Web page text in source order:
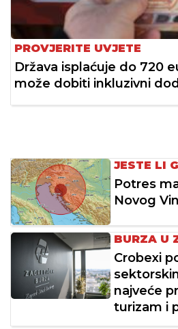
PROVJERITE UVJETE
Država isplaćuje do 720
može dobiti inkluzivni
JESTE LI
Potres
Novog
BURZA U
Crobexi
najveće
turizam i